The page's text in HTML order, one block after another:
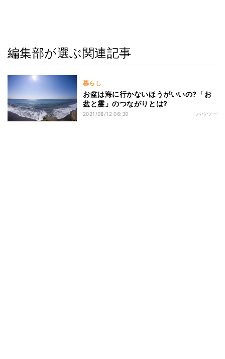
編集部が選ぶ関連記事
暮らし
お盆は海に行かないほうがいいの?「お
盆と霊」のつながりとは?
2021/08/12 06:30 ハウツー